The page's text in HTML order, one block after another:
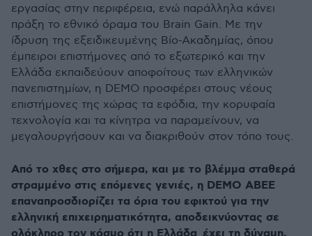
εργασίας στην περιφέρεια, ενώ παράλληλα κάνει
πράξη το εθνικό όραμα του Brain Gain. Με την
ίδρυση της εξειδικευμένης Βίο-Ακαδημίας, όπου
έμπειροι επιστήμονες από το εξωτερικό και την
Ελλάδα εκπαιδεύουν αποφοίτους των ελληνικών
πανεπιστημίων, η DEMO προσφέρει στους νέους
επιστήμονες της χώρας τα εφόδια, την κορυφαία
τεχνολογία και τα κίνητρα να παραμείνουν, να
μεγαλουργήσουν και να διακριθούν στον τόπο τους.
Από το χθες στο σήμερα, και με το βλέμμα σταθερά
στραμμένο στις επόμενες γενιές, η DEMO ΑΒΕΕ
επαναπροσδιορίζει τα όρια του εφικτού για την
ελληνική επιχειρηματικότητα, αποδεικνύοντας σε